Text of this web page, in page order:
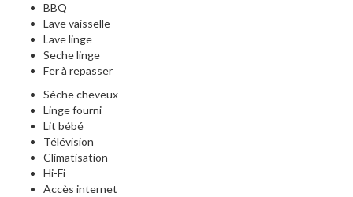
BBQ
Lave vaisselle
Lave linge
Seche linge
Fer à repasser
Sèche cheveux
Linge fourni
Lit bébé
Télévision
Climatisation
Hi-Fi
Accès internet